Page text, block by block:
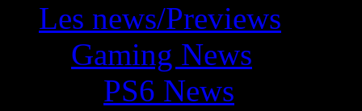
Les news/Previews
Gaming News
PS6 News